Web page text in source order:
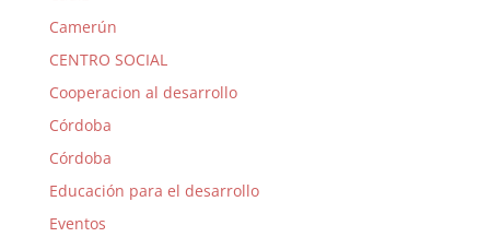
Camerún
CENTRO SOCIAL
Cooperacion al desarrollo
Córdoba
Córdoba
Educación para el desarrollo
Eventos